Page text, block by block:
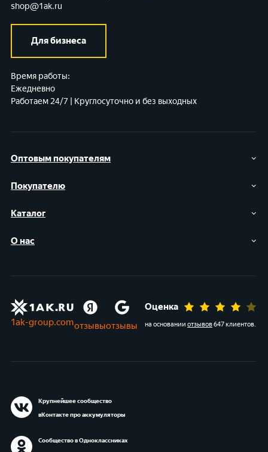
Оптовым покупателям
Покупателю
Каталог
О нас
shop@1ak.ru
Для бизнеса
Время работы:
Ежедневно
Работаем 24/7 | Круглосуточно и без выходных
1ak-group.comотзывыотзывы
Оценка
на основании отзывов647 клиентов.
Крупнейшее сообщество
вКонтакте про аккумуляторы
Сообщество в Одноклассниках